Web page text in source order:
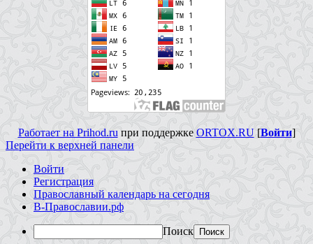
Работает на Prihod.ru при поддержкеORTOX.RU[Войти]
Перейти к верхней панели
Войти
Регистрация
Православный календарь на сегодня
В-Православии.рф
Поиск